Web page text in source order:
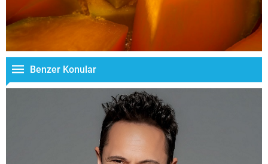
Benzer Konular